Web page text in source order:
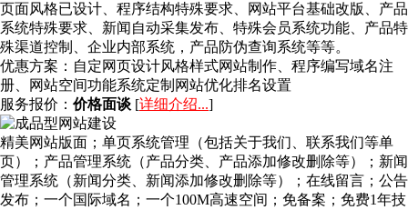
页面风格已设计、程序结构特殊要求、网站平台基础改版、产品
系统特殊要求、新闻自动采集发布、特殊会员系统功能、产品特
殊渠道控制、企业内部系统，产品防伪查询系统等等。
优惠方案： 自定网页设计风格样式网站制作、程序编写域名注
册、网站空间功能系统定制网站优化排名设置
服务报价： 价格面谈 [详细介绍...]
精美网站版面；单页系统管理（包括关于我们、联系我们等单
页）；产品管理系统（产品分类、产品添加修改删除等）；新闻
管理系统（新闻分类、新闻添加修改删除等）；在线留言；公告
发布；一个国际域名；一个100M高速空间；免备案；免费1年技